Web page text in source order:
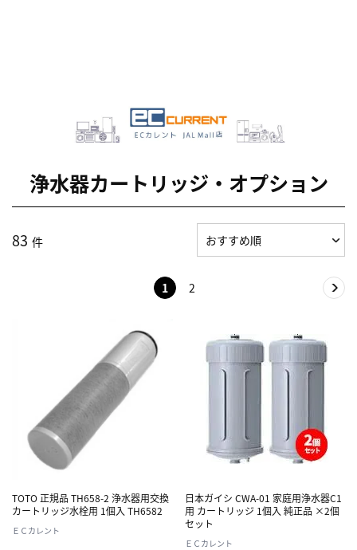
浄水器カートリッジ・オプション
83 件
1 2
TOTO 正規品 TH658-2 浄水器用交換
カートリッジ水栓用 1個入 TH6582
ＥＣカレント
日本ガイシ CWA-01 家庭用浄水器C1
用 カートリッジ 1個入 純正品 ×2個
セット
ＥＣカレント